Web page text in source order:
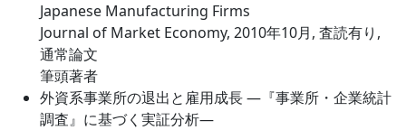
Japanese Manufacturing Firms
Journal of Market Economy, 2010年10月, 査読有り,
通常論文
筆頭著者
外資系事業所の退出と雇用成長 ―『事業所・企業統計
調査』に基づく実証分析―